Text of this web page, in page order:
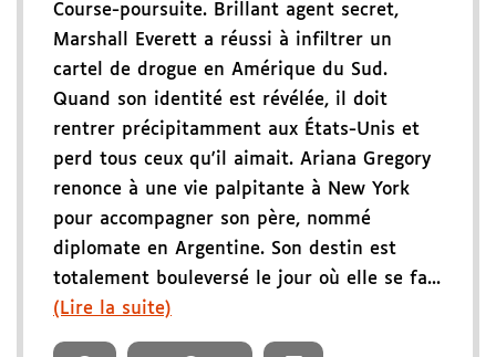
Course-poursuite. Brillant agent secret,
Marshall Everett a réussi à infiltrer un
cartel de drogue en Amérique du Sud.
Quand son identité est révélée, il doit
rentrer précipitamment aux États-Unis et
perd tous ceux qu'il aimait. Ariana Gregory
renonce à une vie palpitante à New York
pour accompagner son père, nommé
diplomate en Argentine. Son destin est
totalement bouleversé le jour où elle se fa...
(Lire la suite)